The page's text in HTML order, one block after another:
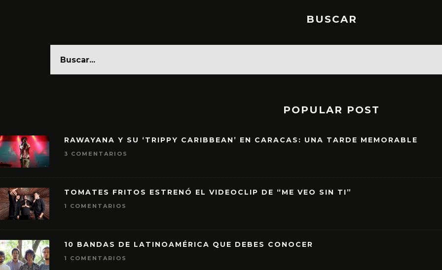
BUSCAR
POPULAR POST
RAWAYANA Y SU ‘TRIPPY CARIBBEAN’ EN CARACAS: UNA TARDE MEMORABLE
3 COMENTARIOS
TOMATES FRITOS ESTRENÓ EL VIDEOCLIP DE “ME VEO SIN TI”
1 COMENTARIOS
10 BANDAS DE LATINOAMÉRICA QUE DEBES CONOCER
1 COMENTARIOS